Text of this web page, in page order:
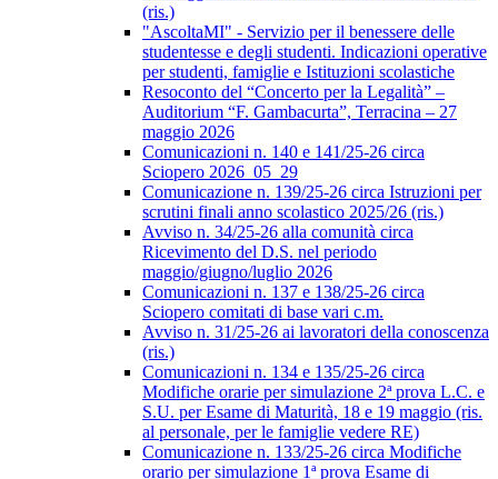
(ris.)
"AscoltaMI" - Servizio per il benessere delle
studentesse e degli studenti. Indicazioni operative
per studenti, famiglie e Istituzioni scolastiche
Resoconto del “Concerto per la Legalità” –
Auditorium “F. Gambacurta”, Terracina – 27
maggio 2026
Comunicazioni n. 140 e 141/25-26 circa
Sciopero 2026_05_29
Comunicazione n. 139/25-26 circa Istruzioni per
scrutini finali anno scolastico 2025/26 (ris.)
Avviso n. 34/25-26 alla comunità circa
Ricevimento del D.S. nel periodo
maggio/giugno/luglio 2026
Comunicazioni n. 137 e 138/25-26 circa
Sciopero comitati di base vari c.m.
Avviso n. 31/25-26 ai lavoratori della conoscenza
(ris.)
Comunicazioni n. 134 e 135/25-26 circa
Modifiche orarie per simulazione 2ª prova L.C. e
S.U. per Esame di Maturità, 18 e 19 maggio (ris.
al personale, per le famiglie vedere RE)
Comunicazione n. 133/25-26 circa Modifiche
orario per simulazione 1ª prova Esame di